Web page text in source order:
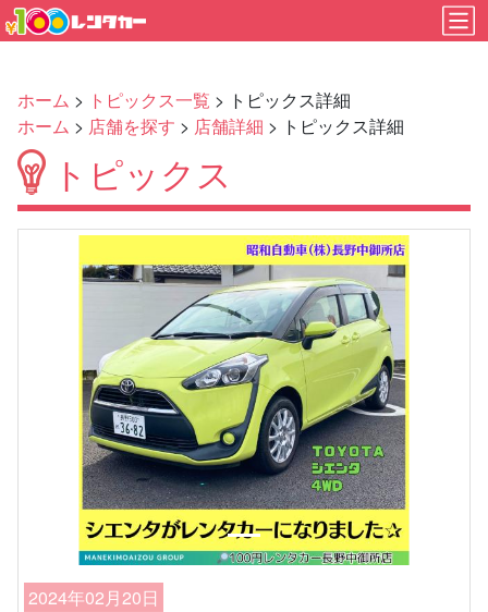
ホーム > トピックス一覧 > トピックス詳細
ホーム > 店舗を探す > 店舗詳細 > トピックス詳細
トピックス
Previous
2024年02月20日